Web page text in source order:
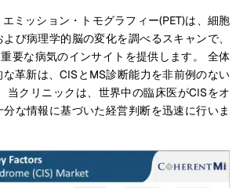
ミッション・トモグラフィー(PET)は、細胞
び病理学的脳の変化を調べるスキャンで、
要な病気のインサイトを提供します。 全体
革新は、CISとMS診断能力を非前例のない
当クリニックは、世界中の臨床医がCISをオ
な情報に基づいた経営判断を迅速に行いま